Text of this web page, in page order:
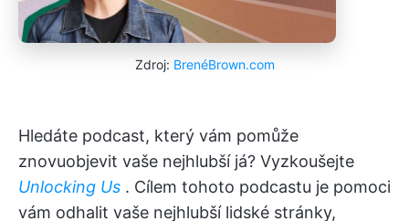
Zdroj: BrenéBrown.com
Hledáte podcast, který vám pomůže
znovuobjevit vaše nejhlubší já? Vyzkoušejte
Unlocking Us . Cílem tohoto podcastu je pomoci
vám odhalit vaše nejhlubší lidské stránky,